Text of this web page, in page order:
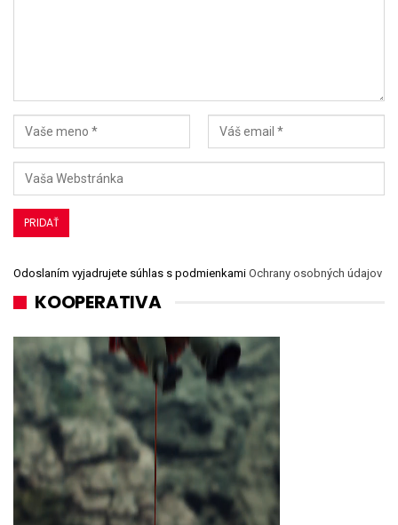
Odoslaním vyjadrujete súhlas s podmienkami Ochrany osobných údajov
KOOPERATIVA